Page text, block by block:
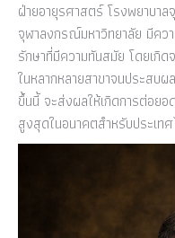
ฝ่ายอายุรศาสตร์ โรงพยาบ
จุฬาลงกรณ์มหาวิทยาลัย มีคว
รักษาที่มีความทันสมัย โดยเกิ
ในหลากหลายสาขาจนประสบผ
ขึ้นนี้ จะส่งผลให้เกิดการต่อยอ
สูงสุดในอนาคตสำหรับประเท